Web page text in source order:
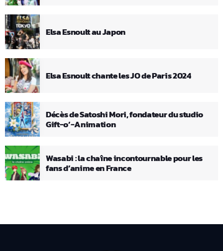
Elsa Esnoult au Japon
Elsa Esnoult chante les JO de Paris 2024
Décès de Satoshi Mori, fondateur du studio
Gift-o’-Animation
Wasabi : la chaîne incontournable pour les
fans d’anime en France